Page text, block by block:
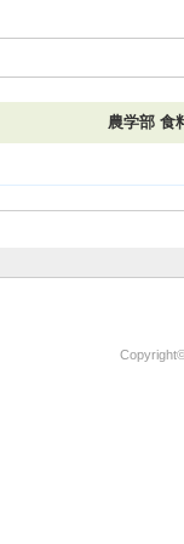
農学部 食